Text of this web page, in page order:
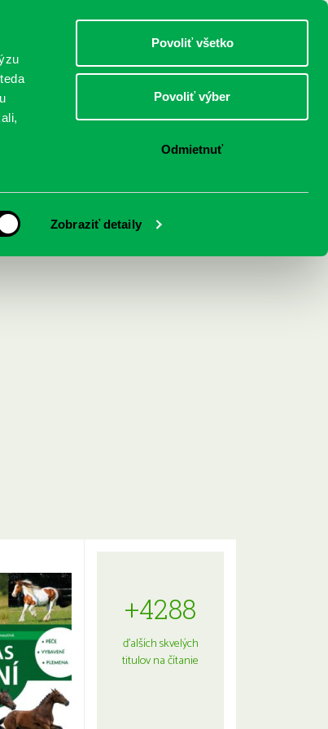
Zobraziť detaily
Povoliť všetko
Povoliť výber
Odmietnuť
DOSPELÍ
+4288
ďalších skvelých
titulov na čítanie